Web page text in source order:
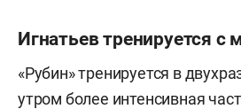
Игнатьев тренируется
«Рубин» тренируется в
утром более интенсивная